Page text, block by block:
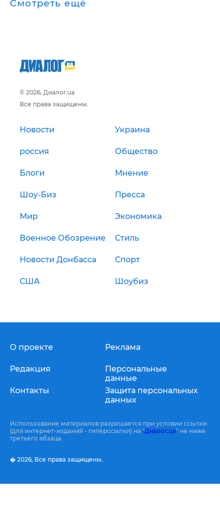
Смотреть ещё
© 2026, Диалог.ua
Все права защищены.
Новости Украина
россия Общество
Блоги Мнение
Шоу-Биз Пресса
Мир Экономика
Военное Обозрение Стиль
Новости Донбасса Спорт
США Шоубиз
О проекте
Редакция
Контакты
Реклама
Персональные
данные
Защита персональных
данных
Использование материалов разрешается при условии ссылки
(для интернет-изданий - гиперссылки) на "Диалог.ua" не ниже
третьего абзаца.
� 2026, Все права защищены.